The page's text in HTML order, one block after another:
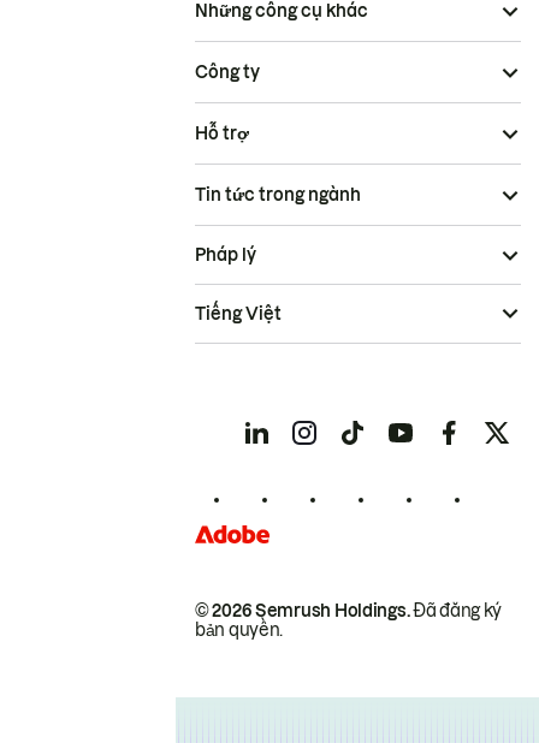
Những công cụ khác
Công ty
Hỗ trợ
Tin tức trong ngành
© 2026 Semrush Holdings.Đã đăng ký
bản quyền.
Pháp lý
Tiếng Việt